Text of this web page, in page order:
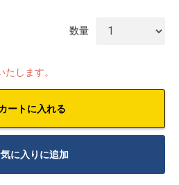
数量
します。
ートに入れる
に入りに追加